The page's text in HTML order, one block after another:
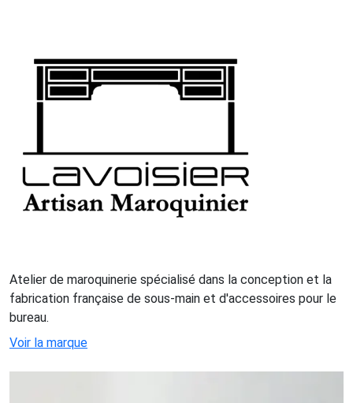
Atelier de maroquinerie spécialisé dans la conception et la
fabrication française de sous-main et d'accessoires pour le
bureau.
Voir la marque